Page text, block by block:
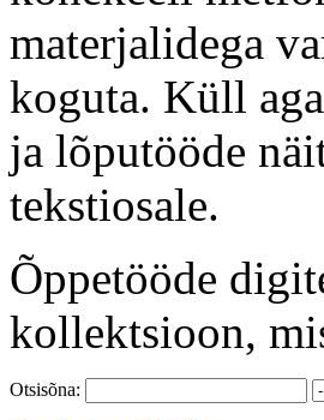
materjalidega
koguta. Küll
ja lõputööde
tekstiosale.
Õppetööde
kollektsioon,
Otsisõna: